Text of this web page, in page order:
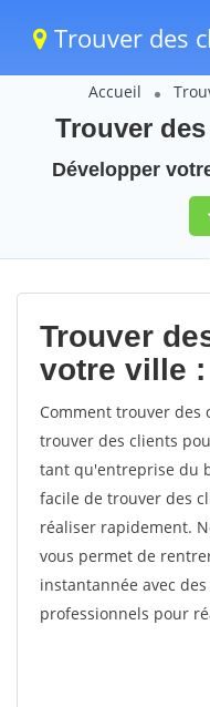
Trouver des
Accueil
Trouver
Développer
Trouver
votre ville
Comment trouver des
trouver des clients
tant qu'entreprise du
facile de trouver des
réaliser rapidement.
vous permet de
instantannée avec
professionnels pour